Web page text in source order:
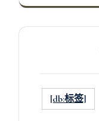
[db:标签]